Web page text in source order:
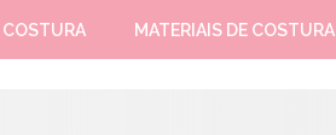
MATERIAIS DE COSTURA